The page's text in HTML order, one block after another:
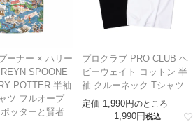
ーナー × ハリー
SPOONE
POTTER 半袖
ツ フルオープ
ッターと賢者
プロクラブ PRO CLUB ヘ
ビーウェイト コットン 半
袖 クルーネック Tシャツ
定価 1,990 のところ
1,990 税込